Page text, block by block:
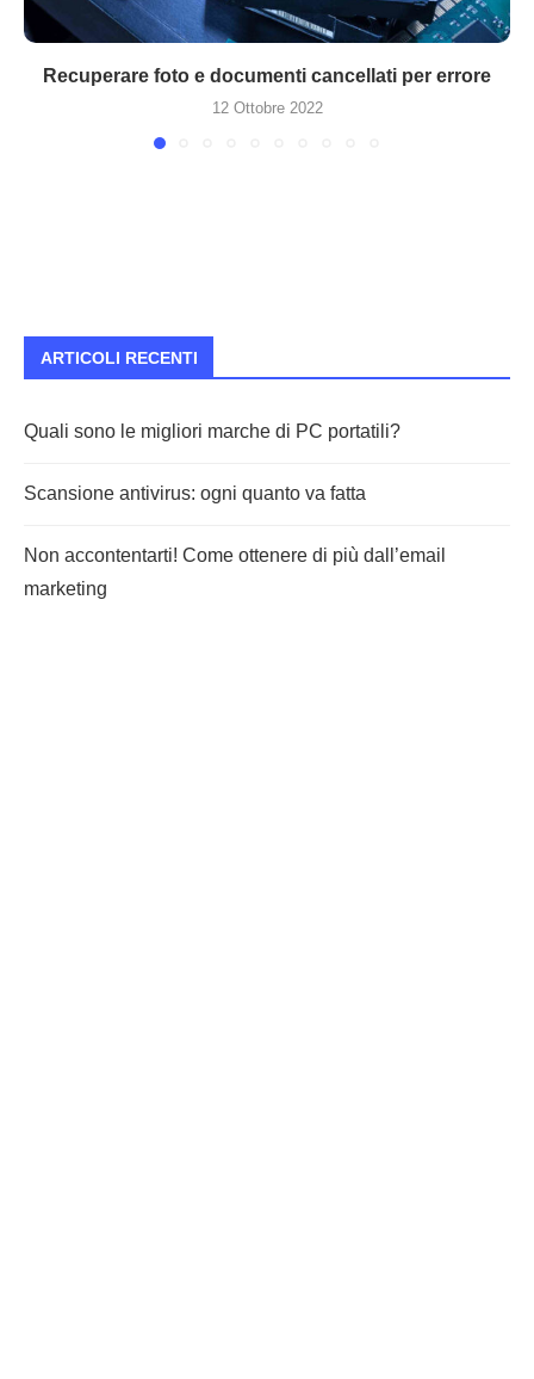
Recuperare foto e documenti cancellati per errore
12 Ottobre 2022
ARTICOLI RECENTI
Quali sono le migliori marche di PC portatili?
Scansione antivirus: ogni quanto va fatta
Non accontentarti! Come ottenere di più dall’email
marketing